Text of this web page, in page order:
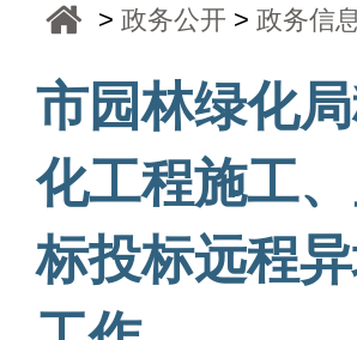
>政务公开 >政务信
市园林绿化
化工程施工
标投标远程